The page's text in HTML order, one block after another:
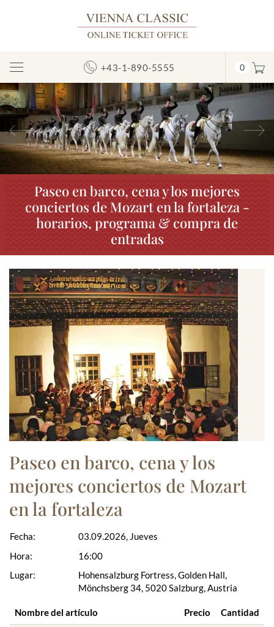
Mostrar/ocultar
la
navegación
+43-1-890-5555 0
Anterior
Paseo en barco, cena y los mejores
conciertos de Mozart en la fortaleza -
horarios, programa & compra de
entradas
Paseo en barco, cena y los
mejores conciertos de Mozart
en la fortaleza
Fecha:
Hora:
Lugar:
03.09.2026, Jueves
16:00
Hohensalzburg Fortress, Golden Hall,
Mönchsberg 34, 5020 Salzburg, Austria
Nombre del artículo Precio Cantidad